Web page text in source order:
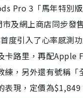
Pro 3「馬年特別
及網上商店同步發
度引入了心率感測
卡路里，再配Apple
練，另外還有號稱「
表現，定價為$1,849